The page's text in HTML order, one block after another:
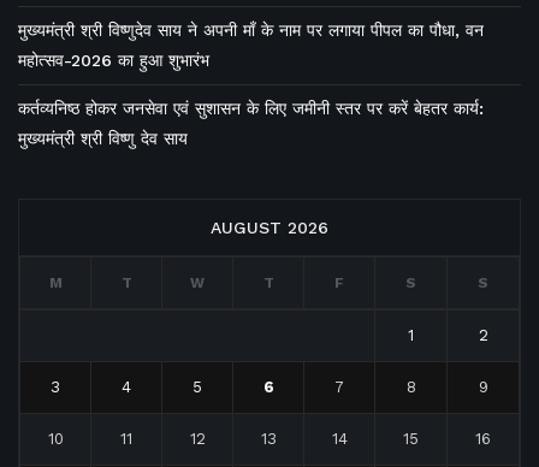
मुख्यमंत्री श्री विष्णुदेव साय ने अपनी माँ के नाम पर लगाया पीपल का पौधा, वन
महोत्सव-2026 का हुआ शुभारंभ
कर्तव्यनिष्ठ होकर जनसेवा एवं सुशासन के लिए जमीनी स्तर पर करें बेहतर कार्य:
मुख्यमंत्री श्री विष्णु देव साय
AUGUST 2026
M T W T F S S
1 2
3 4 5 6 7 8 9
10 11 12 13 14 15 16